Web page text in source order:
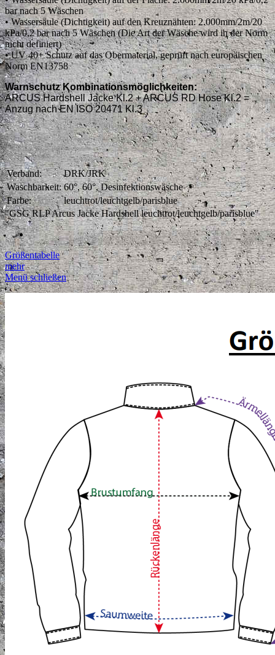
bar nach 5 Wäschen
• Wassersäule (Dichtigkeit) auf den Kreuznähten: 2.000mm/2m/20
kPa/0,2 bar nach 5 Wäschen (Die Art der Wäsche wird in der Norm
nicht definiert)
• UV 40+ Schutz auf das Obermaterial, geprüft nach europäischen
Norm EN13758
Warnschutz Kombinationsmöglichkeiten:
ARCUS Hardshell Jacke Kl.2 + ARCUS RD Hose Kl.2 =
Anzug nach EN ISO 20471 Kl.3
Verband:
DRK/JRK
Waschbarkeit: 60°, 60°, Desinfektionswäsche
Farbe:
leuchtrot/leuchtgelb/parisblue
"GSG RLP Arcus Jacke Hardshell leuchtrot/leuchtgelb/parisblue"
Größentabelle
mehr
Menü schließen